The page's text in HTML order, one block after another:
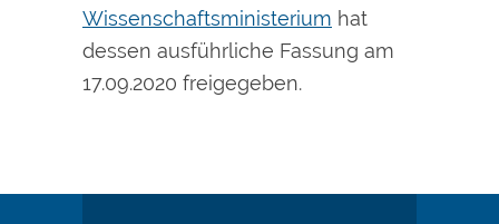
Wissenschaftsministerium hat
dessen ausführliche Fassung am
17.09.2020 freigegeben.